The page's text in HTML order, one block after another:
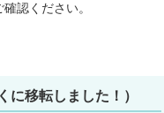
認ください。
に移転しました！）